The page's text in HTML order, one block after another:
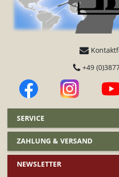
+49
SERVICE
ZAHLUNG & VERSAND
NEWSLETTER